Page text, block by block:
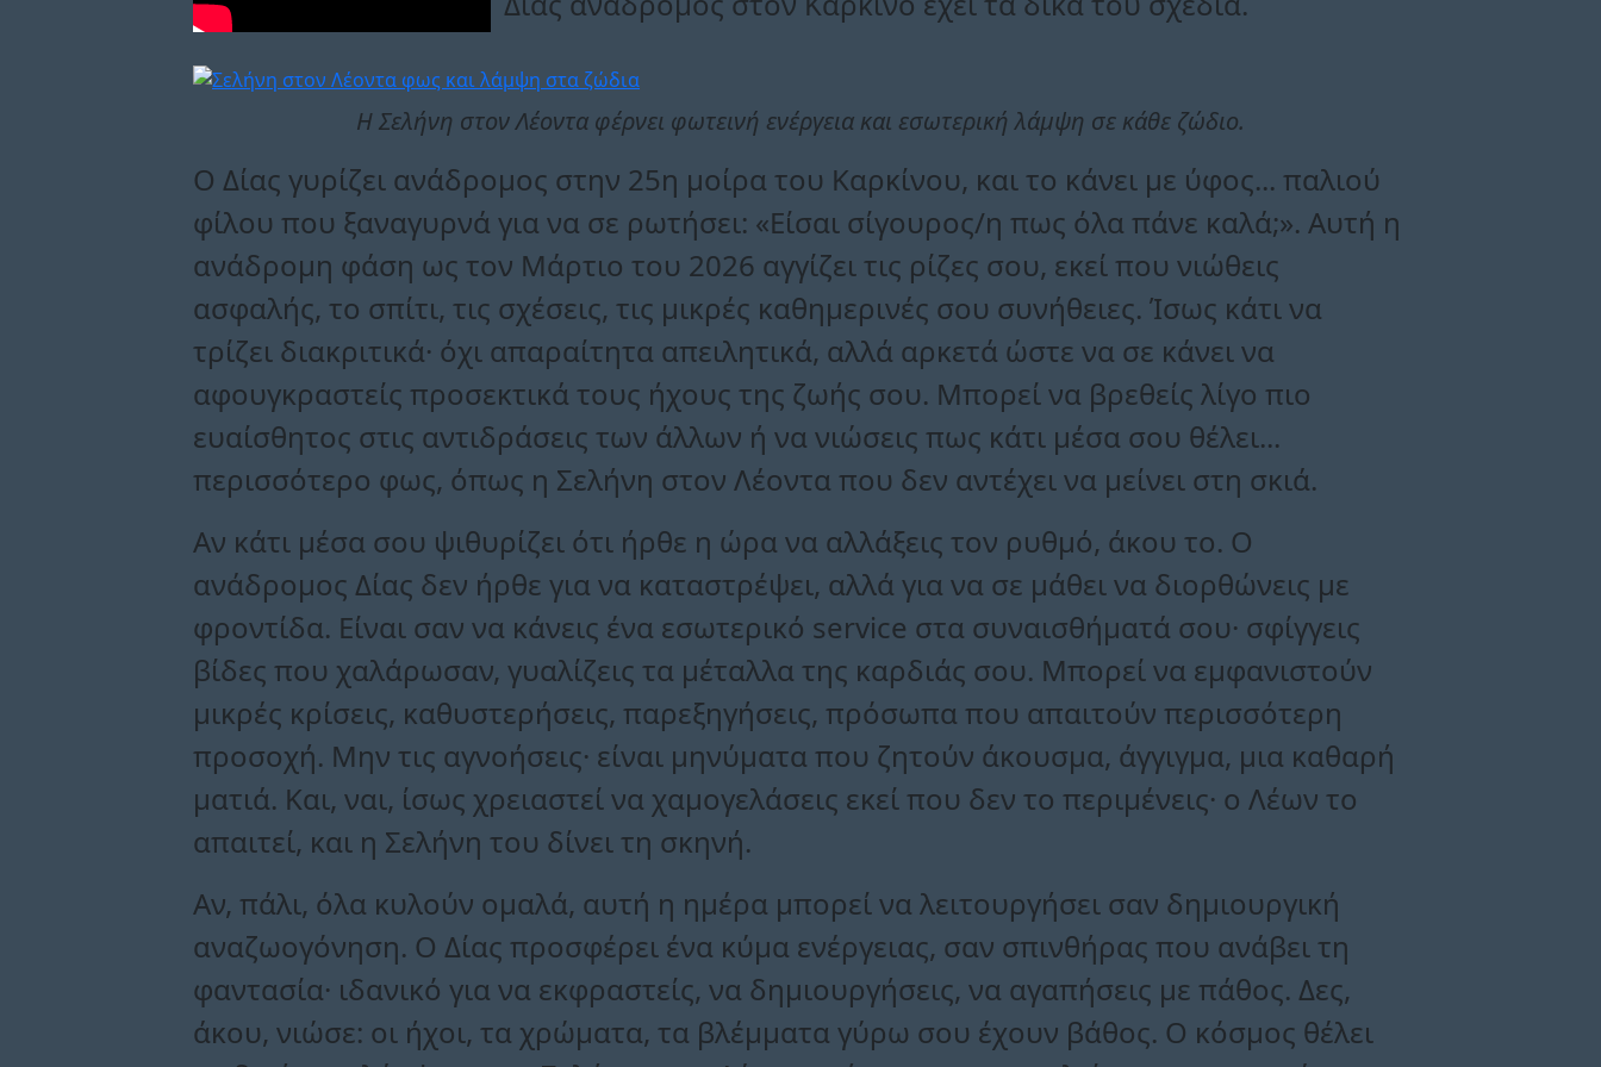
Η Σελήνη στον Λέοντα φέρνει φωτεινή ενέργεια και εσωτερική λάμψη σε κάθε ζώδιο.
Ο Δίας γυρίζει ανάδρομος στην 25η μοίρα του Καρκίνου, και το κάνει με ύφος... παλιού
φίλου που ξαναγυρνά για να σε ρωτήσει: «Είσαι σίγουρος/η πως όλα πάνε καλά;». Αυτή η
ανάδρομη φάση ως τον Μάρτιο του 2026 αγγίζει τις ρίζες σου, εκεί που νιώθεις
ασφαλής, το σπίτι, τις σχέσεις, τις μικρές καθημερινές σου συνήθειες. Ίσως κάτι να
τρίζει διακριτικά· όχι απαραίτητα απειλητικά, αλλά αρκετά ώστε να σε κάνει να
αφουγκραστείς προσεκτικά τους ήχους της ζωής σου. Μπορεί να βρεθείς λίγο πιο
ευαίσθητος στις αντιδράσεις των άλλων ή να νιώσεις πως κάτι μέσα σου θέλει...
περισσότερο φως, όπως η Σελήνη στον Λέοντα που δεν αντέχει να μείνει στη σκιά.
Αν κάτι μέσα σου ψιθυρίζει ότι ήρθε η ώρα να αλλάξεις τον ρυθμό, άκου το. Ο
ανάδρομος Δίας δεν ήρθε για να καταστρέψει, αλλά για να σε μάθει να διορθώνεις με
φροντίδα. Είναι σαν να κάνεις ένα εσωτερικό service στα συναισθήματά σου· σφίγγεις
βίδες που χαλάρωσαν, γυαλίζεις τα μέταλλα της καρδιάς σου. Μπορεί να εμφανιστούν
μικρές κρίσεις, καθυστερήσεις, παρεξηγήσεις, πρόσωπα που απαιτούν περισσότερη
προσοχή. Μην τις αγνοήσεις· είναι μηνύματα που ζητούν άκουσμα, άγγιγμα, μια καθαρή
ματιά. Και, ναι, ίσως χρειαστεί να χαμογελάσεις εκεί που δεν το περιμένεις· ο Λέων το
απαιτεί, και η Σελήνη του δίνει τη σκηνή.
Αν, πάλι, όλα κυλούν ομαλά, αυτή η ημέρα μπορεί να λειτουργήσει σαν δημιουργική
αναζωογόνηση. Ο Δίας προσφέρει ένα κύμα ενέργειας, σαν σπινθήρας που ανάβει τη
φαντασία· ιδανικό για να εκφραστείς, να δημιουργήσεις, να αγαπήσεις με πάθος. Δες,
άκου, νιώσε: οι ήχοι, τα χρώματα, τα βλέμματα γύρω σου έχουν βάθος. Ο κόσμος θέλει